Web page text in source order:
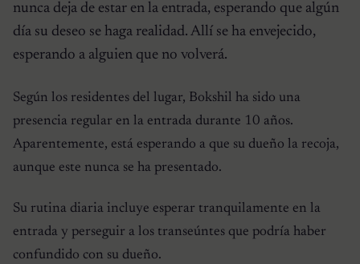
nunca deja de estar en la entrada, esperando que algún
día su deseo se haga realidad. Allí se ha envejecido,
esperando a alguien que no volverá.
Según los residentes del lugar, Bokshil ha sido una
presencia regular en la entrada durante 10 años.
Aparentemente, está esperando a que su dueño la recoja,
aunque este nunca se ha presentado.
Su rutina diaria incluye esperar tranquilamente en la
entrada y perseguir a los transeúntes que podría haber
confundido con su dueño.